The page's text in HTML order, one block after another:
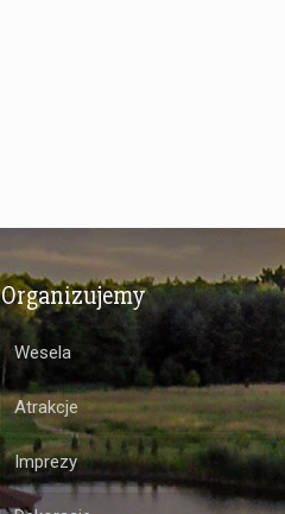
Organizujemy
Wesela
Atrakcje
Imprezy